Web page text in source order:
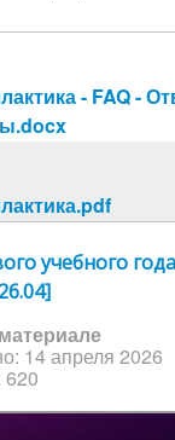
- FAQ -
учебного
14 апреля 2026